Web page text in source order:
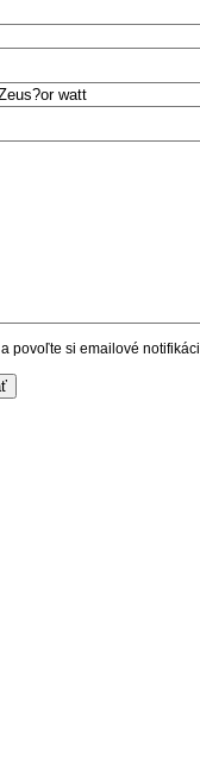
a povoľte si emailové